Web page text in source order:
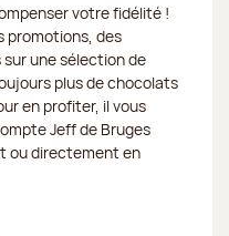
votre fidélité !
promotions, des
une sélection de
plus de chocolats
en profiter, il vous
Jeff de Bruges
ou directement en